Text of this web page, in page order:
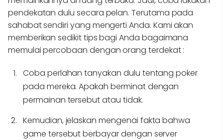
pendekatan dulu secara pelan. Terutama pada
sahabat sendiri yang mengerti Anda. Kami akan
memberikan sedikit tips bagi Anda bagaimana
memulai percobaan dengan orang terdekat :
Coba perlahan tanyakan dulu tentang poker
pada mereka. Apakah berminat dengan
permainan tersebut atau tidak.
Kemudian, jelaskan mengenai fakta bahwa
game tersebut berbayar dengan server